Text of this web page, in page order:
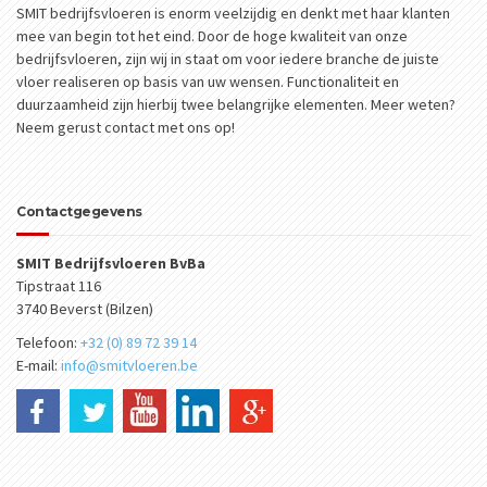
SMIT bedrijfsvloeren is enorm veelzijdig en denkt met haar klanten
mee van begin tot het eind. Door de hoge kwaliteit van onze
bedrijfsvloeren, zijn wij in staat om voor iedere branche de juiste
vloer realiseren op basis van uw wensen. Functionaliteit en
duurzaamheid zijn hierbij twee belangrijke elementen. Meer weten?
Neem gerust contact met ons op!
Contactgegevens
SMIT Bedrijfsvloeren BvBa
Tipstraat 116
3740 Beverst (Bilzen)
Telefoon: +32 (0) 89 72 39 14
E-mail: info@smitvloeren.be